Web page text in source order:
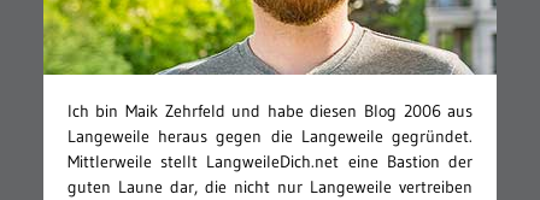
Ich bin Maik Zehrfeld und habe diesen Blog 2006 aus
Langeweile heraus gegen die Langeweile gegründet.
Mittlerweile stellt LangweileDich.net eine Bastion der
guten Laune dar, die nicht nur Langeweile vertreiben